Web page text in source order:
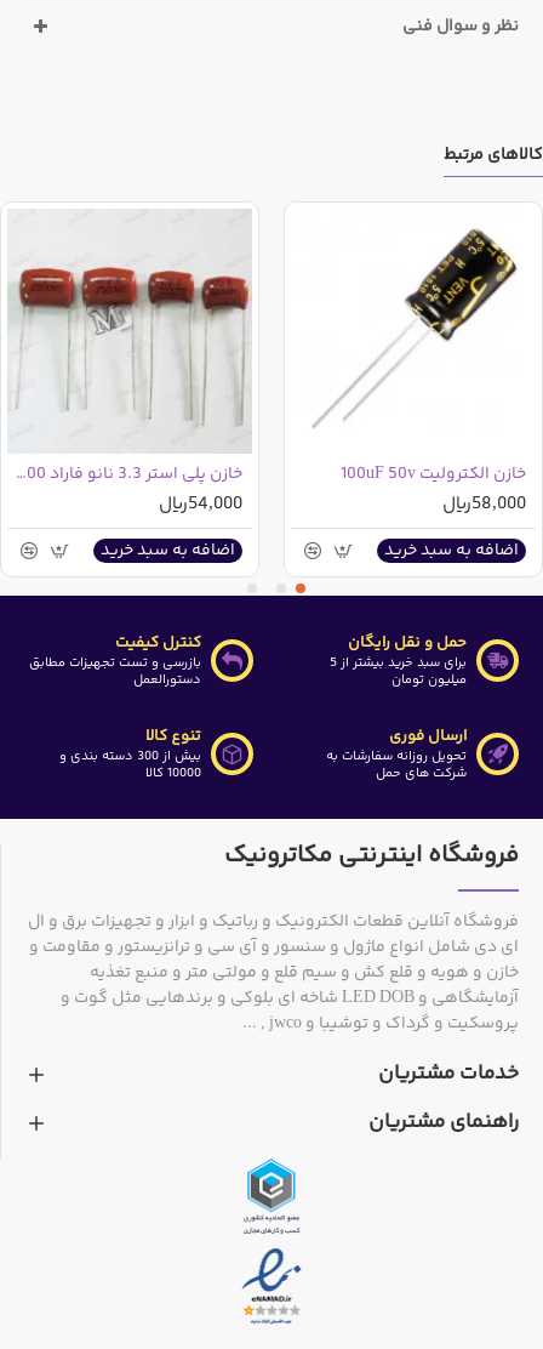
قطر : 5.1 میلی متر
همچنین این کالا در خریدهای عمده شامل تخفیف می باشد که
مقدار این تخفیف در ذیل قیمت پایه درج گردیده است
در صورتی که در جستجوی رنج دیگری از این خازن می باشید
می توانید از دسته بندی های بالای سایت ابتدا وارد قطعات
الکترونیک شده و سپس بر روی خازن ها رفته و وارد دسته بندی
خازن های الکترولیت شوید و سپس توسط فیلتری که در سمت
راست وجود دارد(بعد از ورود به دسته بندی خازن های
الکترولیت ظاهر خواهد شد) خازن مورد نیاز خود را مشاهده
نظر و سوال فنی
کالاهای مرتبط
خازن الکترولیت 100uF 50v
58,000ریال
اضافه به سبد خرید
خازن پلی استر 3.3 نانو فاراد 400 ولت | 3.3nF 400V
54,000ریال
اضافه به سبد خرید
حمل و نقل رایگان
برای سبد خرید بیشتر از 5
میلیون تومان
کنترل کیفیت
بازرسی و تست تجهیزات مطابق
دستورالعمل
ارسال فوری
تحویل روزانه سفارشات به
شرکت های حمل
تنوع کالا
بیش از 300 دسته بندی و
10000 کالا
فروشگاه اینترنتی مکاترونیک
فروشگاه آنلاین قطعات الکترونیک و رباتیک و ابزار و تجهیزات برق و ال
ای دی شامل انواع ماژول و سنسور و آی سی و ترانزیستور و مقاومت و
خازن و هویه و قلع کش و سیم قلع و مولتی متر و منبع تغذیه
آزمایشگاهی و LED DOB شاخه ای بلوکی و برندهایی مثل گوت و
پروسکیت و گرداک و توشیبا و jwco , ...
خدمات مشتریان
راهنمای مشتریان